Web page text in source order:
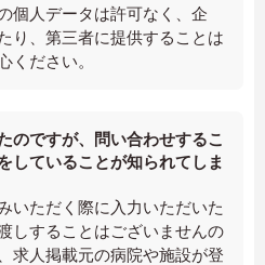
個人データは許可なく、企
り、第三者に提供することは
ください。
のですが、問い合わせするこ
していることが知られてしま
いただく際に入力いただいた
しすることはございませんの
求人掲載元の病院や施設が登